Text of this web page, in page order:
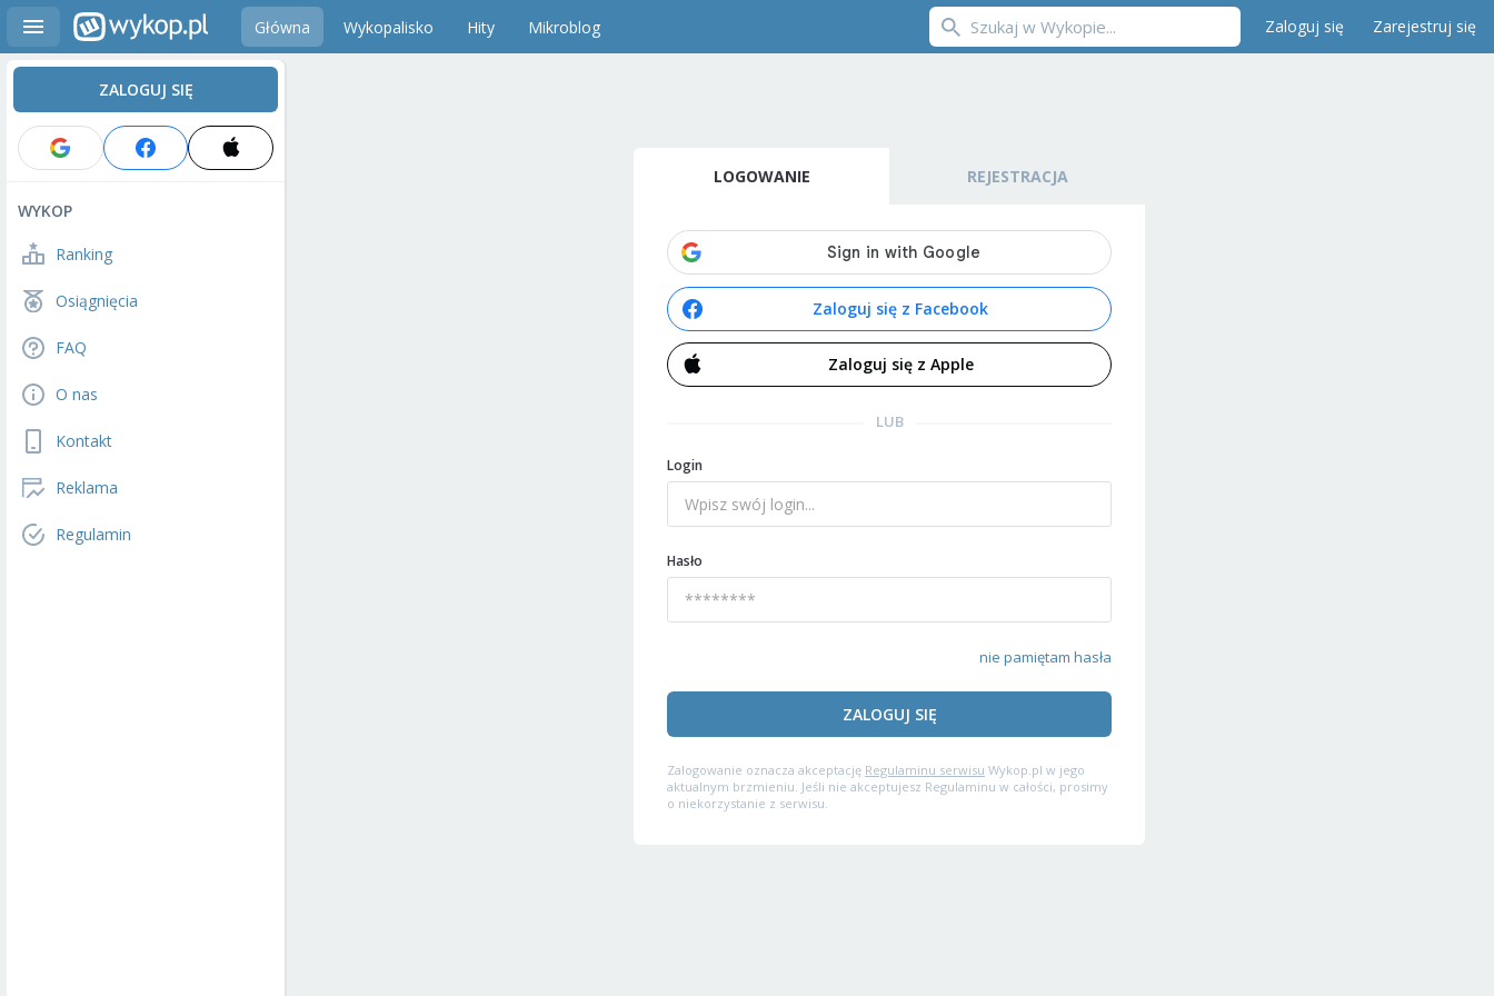
Główna Wykopalisko Hity Mikroblog Zaloguj się Zarejestruj się
ZALOGUJ SIĘ
WYKOP
Ranking
Osiągnięcia
FAQ
O nas
Kontakt
Reklama
Regulamin
LOGOWANIE REJESTRACJA
Zaloguj się z Facebook
Zaloguj się z Apple
LUB
Login
Hasło
nie pamiętam hasła
ZALOGUJ SIĘ
Zalogowanie oznacza akceptację Regulaminu serwisu Wykop.pl w jego
aktualnym brzmieniu. Jeśli nie akceptujesz Regulaminu w całości, prosimy
o niekorzystanie z serwisu.